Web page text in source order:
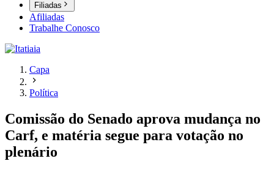
Filiadas
Afiliadas
Trabalhe Conosco
Capa
Política
Comissão do Senado aprova mudança no
Carf, e matéria segue para votação no
plenário